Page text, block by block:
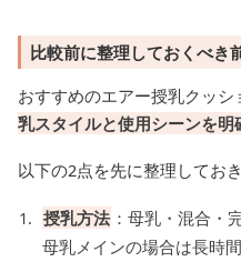
比較前に整理しておくべき
おすすめのエアー授乳クッシ
乳スタイルと使用シーンを明
以下の2点を先に整理しておき
授乳方法 ：母乳・混合・
母乳メインの場合は長時